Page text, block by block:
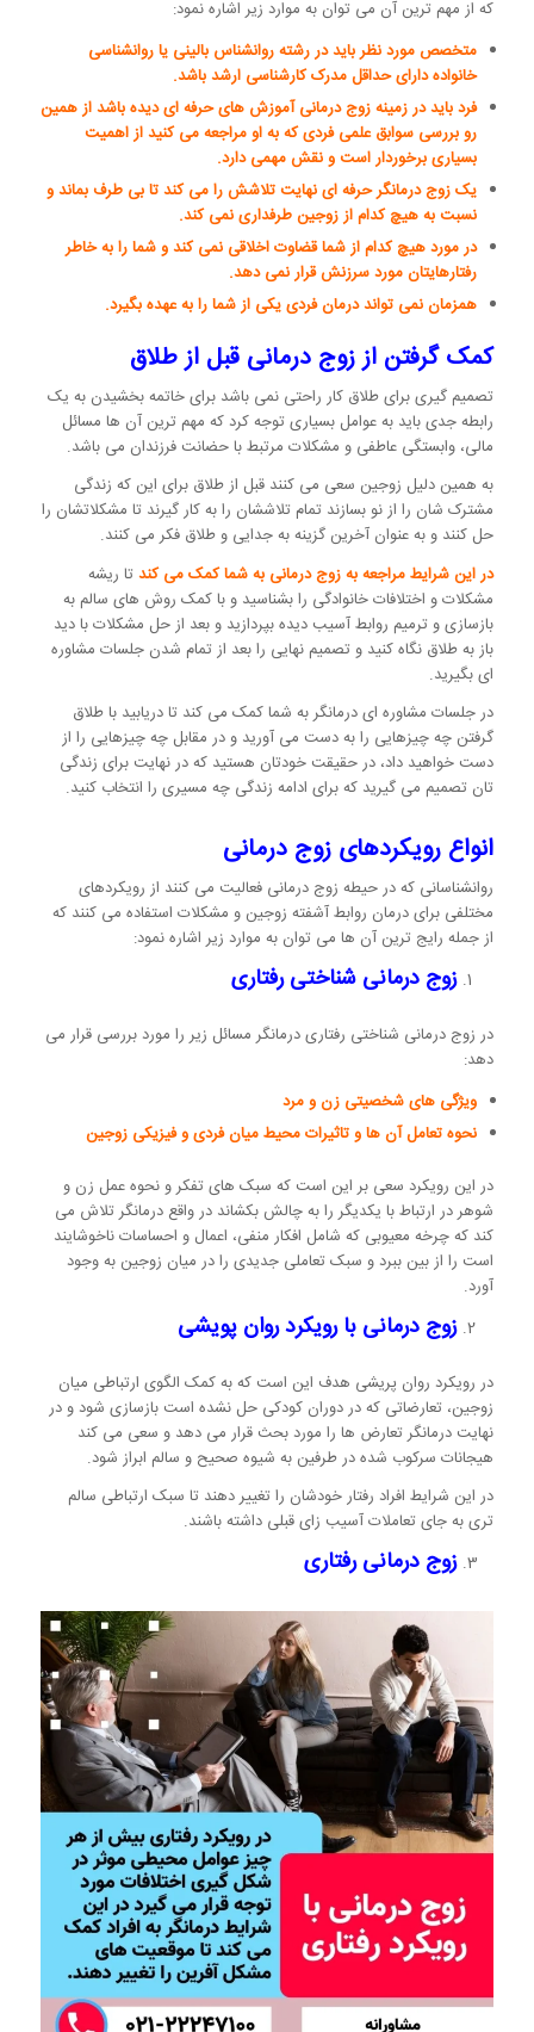
که از مهم ترین آن می توان به موارد زیر اشاره نمود:
متخصص مورد نظر باید در رشته روانشناس بالینی یا روانشناسی
خانواده دارای حداقل مدرک کارشناسی ارشد باشد.
فرد باید در زمینه زوج درمانی آموزش های حرفه ای دیده باشد از همین
رو بررسی سوابق علمی فردی که به او مراجعه می کنید از اهمیت
بسیاری برخوردار است و نقش مهمی دارد.
یک زوج درمانگر حرفه ای نهایت تلاشش را می کند تا بی طرف بماند و
نسبت به هیچ کدام از زوجین طرفداری نمی کند.
در مورد هیچ کدام از شما قضاوت اخلاقی نمی کند و شما را به خاطر
رفتارهایتان مورد سرزنش قرار نمی دهد.
همزمان نمی تواند درمان فردی یکی از شما را به عهده بگیرد.
کمک گرفتن از زوج درمانی قبل از طلاق
تصمیم گیری برای طلاق کار راحتی نمی باشد برای خاتمه بخشیدن به یک
رابطه جدی باید به عوامل بسیاری توجه کرد که مهم ترین آن ها مسائل
مالی، وابستگی عاطفی و مشکلات مرتبط با حضانت فرزندان می باشد.
به همین دلیل زوجین سعی می کنند قبل از طلاق برای این که زندگی
مشترک شان را از نو بسازند تمام تلاششان را به کار گیرند تا مشکلاتشان را
حل کنند و به عنوان آخرین گزینه به جدایی و طلاق فکر می کنند.
در این شرایط مراجعه به زوج درمانی به شما کمک می کندتا ریشه
مشکلات و اختلافات خانوادگی را بشناسید و با کمک روش های سالم به
بازسازی و ترمیم روابط آسیب دیده بپردازید و بعد از حل مشکلات با دید
باز به طلاق نگاه کنید و تصمیم نهایی را بعد از تمام شدن جلسات مشاوره
ای بگیرید.
در جلسات مشاوره ای درمانگر به شما کمک می کند تا دریابید با طلاق
گرفتن چه چیزهایی را به دست می آورید و در مقابل چه چیزهایی را از
دست خواهید داد، در حقیقت خودتان هستید که در نهایت برای زندگی
تان تصمیم می گیرید که برای ادامه زندگی چه مسیری را انتخاب کنید.
انواع رویکردهای زوج درمانی
روانشناسانی که در حیطه زوج درمانی فعالیت می کنند از رویکردهای
مختلفی برای درمان روابط آشفته زوجین و مشکلات استفاده می کنند که
از جمله رایج ترین آن ها می توان به موارد زیر اشاره نمود:
زوج درمانی شناختی رفتاری
در زوج درمانی شناختی رفتاری درمانگر مسائل زیر را مورد بررسی قرار می
دهد:
ویژگی های شخصیتی زن و مرد
نحوه تعامل آن ها و تاثیرات محیط میان فردی و فیزیکی زوجین
در این رویکرد سعی بر این است که سبک های تفکر و نحوه عمل زن و
شوهر در ارتباط با یکدیگر را به چالش بکشاند در واقع درمانگر تلاش می
کند که چرخه معیوبی که شامل افکار منفی، اعمال و احساسات ناخوشایند
است را از بین ببرد و سبک تعاملی جدیدی را در میان زوجین به وجود
آورد.
زوج درمانی با رویکرد روان پویشی
در رویکرد روان پریشی هدف این است که به کمک الگوی ارتباطی میان
زوجین، تعارضاتی که در دوران کودکی حل نشده است بازسازی شود و در
نهایت درمانگر تعارض ها را مورد بحث قرار می دهد و سعی می کند
هیجانات سرکوب شده در طرفین به شیوه صحیح و سالم ابراز شود.
در این شرایط افراد رفتار خودشان را تغییر دهند تا سبک ارتباطی سالم
تری به جای تعاملات آسیب زای قبلی داشته باشند.
زوج درمانی رفتاری